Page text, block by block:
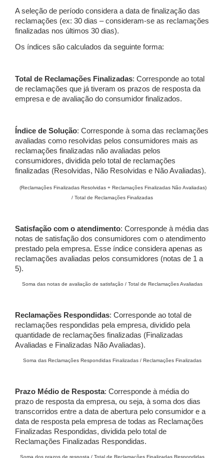
A seleção de período considera a data de finalização das
reclamações (ex: 30 dias – consideram-se as reclamações
finalizadas nos últimos 30 dias).
Os índices são calculados da seguinte forma:
Total de Reclamações Finalizadas: Corresponde ao total
de reclamações que já tiveram os prazos de resposta da
empresa e de avaliação do consumidor finalizados.
Índice de Solução: Corresponde à soma das reclamações
avaliadas como resolvidas pelos consumidores mais as
reclamações finalizadas não avaliadas pelos
consumidores, dividida pelo total de reclamações
finalizadas (Resolvidas, Não Resolvidas e Não Avaliadas).
(Reclamações Finalizadas Resolvidas + Reclamações Finalizadas Não Avaliadas)
/ Total de Reclamações Finalizadas
Satisfação com o atendimento: Corresponde à média das
notas de satisfação dos consumidores com o atendimento
prestado pela empresa. Esse índice considera apenas as
reclamações avaliadas pelos consumidores (notas de 1 a
5).
Soma das notas de avaliação de satisfação / Total de Reclamações Avaliadas
Reclamações Respondidas: Corresponde ao total de
reclamações respondidas pela empresa, dividido pela
quantidade de reclamações finalizadas (Finalizadas
Avaliadas e Finalizadas Não Avaliadas).
Soma das Reclamações Respondidas Finalizadas / Reclamações Finalizadas
Prazo Médio de Resposta: Corresponde à média do
prazo de resposta da empresa, ou seja, à soma dos dias
transcorridos entre a data de abertura pelo consumidor e a
data de resposta pela empresa de todas as Reclamações
Finalizadas Respondidas, dividida pelo total de
Reclamações Finalizadas Respondidas.